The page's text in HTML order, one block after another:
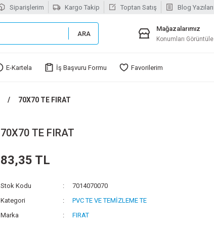
Siparişlerim Kargo Takip Toptan Satış Blog Yazıları
ARA
Mağazalarımız
Konumları Görüntüle
E-Kartela İş Başvuru Formu Favorilerim
70X70 TE FIRAT
70X70 TE FIRAT
83,35 TL
Stok Kodu
7014070070
Kategori
PVC TE VE TEMİZLEME TE
Marka
FIRAT